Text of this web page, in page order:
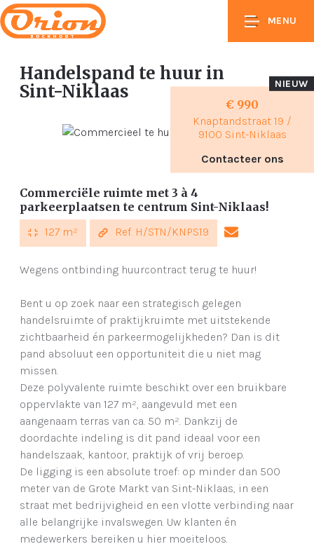
MENU
Handelspand te huur in
Sint-Niklaas
€ 990
Knaptandstraat 19 /
9100 Sint-Niklaas
Contacteer ons
NIEUW
Commerciële ruimte met 3 à 4
parkeerplaatsen te centrum Sint-Niklaas!
127 m² Ref. H/STN/KNPS19
Wegens ontbinding huurcontract terug te huur!
Bent u op zoek naar een strategisch gelegen
handelsruimte of praktijkruimte met uitstekende
zichtbaarheid én parkeermogelijkheden? Dan is dit
pand absoluut een opportuniteit die u niet mag
missen.
Deze polyvalente ruimte beschikt over een bruikbare
oppervlakte van 127 m², aangevuld met een
aangenaam terras van ca. 50 m². Dankzij de
doordachte indeling is dit pand ideaal voor een
handelszaak, kantoor, praktijk of vrij beroep.
De ligging is een absolute troef: op minder dan 500
meter van de Grote Markt van Sint-Niklaas, in een
straat met bedrijvigheid en een vlotte verbinding naar
alle belangrijke invalswegen. Uw klanten én
medewerkers bereiken u hier moeiteloos.